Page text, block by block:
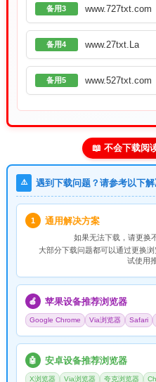
备用3 www.727txt.com
备用4 www.27txt.La
备用5 www.527txt.com
📖 不会下载阅
⚠️ 遇到下载问题？请参考以下
1 通用解决方案
如果无法下载，请更换
大部分下载问题都可以通过更换
试使用
🍎 苹果设备推荐浏览器
Google Chrome Via浏览器 Safari
🤖 安卓设备推荐浏览器
X浏览器 Via浏览器 夸克浏览器